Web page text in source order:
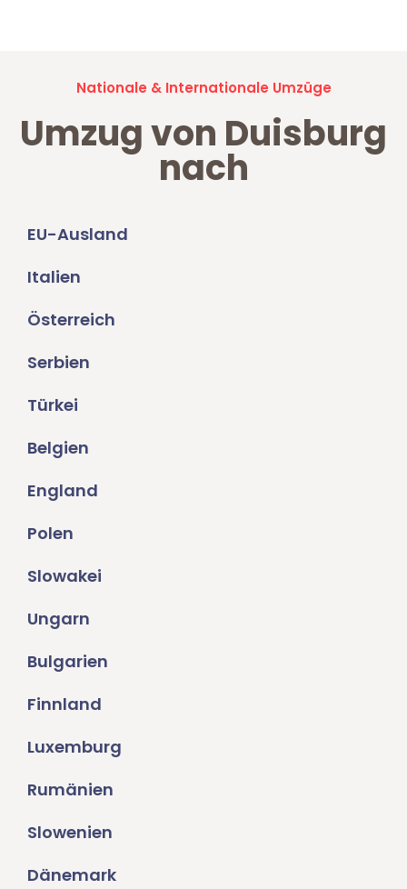
Nationale & Internationale Umzüge
Umzug von Duisburg
nach
EU-Ausland
Italien
Österreich
Serbien
Türkei
Belgien
England
Polen
Slowakei
Ungarn
Bulgarien
Finnland
Luxemburg
Rumänien
Slowenien
Dänemark